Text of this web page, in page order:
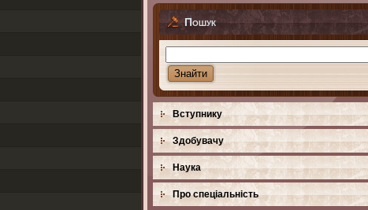
Пошук
Вступнику
Здобувачу
Наука
Про спеціальність